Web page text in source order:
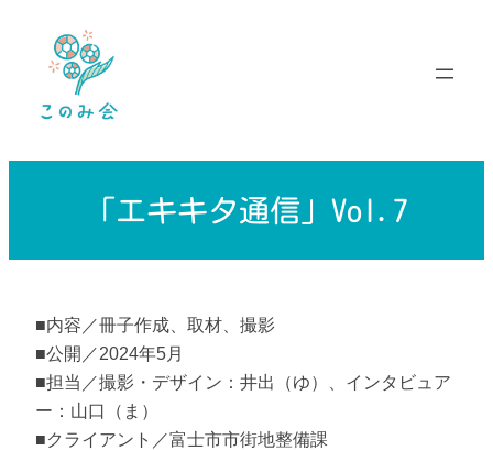
ッ
「エキキタ通信」Vol.7
■内容／冊子作成、取材、撮影
■公開／2024年5月
■担当／撮影・デザイン：井出（ゆ）、インタビュア
ー：山口（ま）
■クライアント／富士市市街地整備課